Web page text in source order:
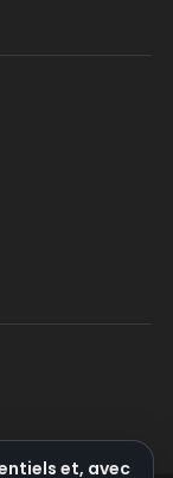
et, avec